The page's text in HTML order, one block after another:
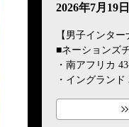
2026年7月19
【男子インタ
■ネーションズ
・南アフリカ
・イングラン